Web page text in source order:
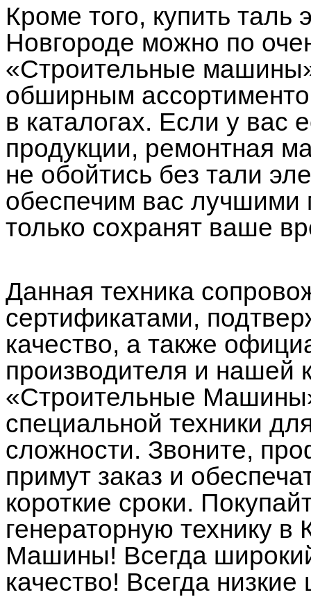
Кроме того, купить
Новгороде можно по
«Строительные
обширным
в каталогах. Если у вас
продукции, ремонтная
не обойтись без тали
обеспечим вас лучшими
только сохранят ваше
Данная техника
сертификатами,
качество, а также
производителя и нашей
«Строительные
специальной техники
сложности. Звоните,
примут заказ и
короткие сроки.
генераторную технику
Машины! Всегда
качество! Всегда